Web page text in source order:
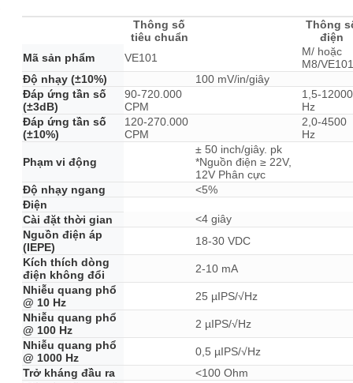
Thông số
tiêu chuẩn
Thông
điện
Mã sản phẩm
VE101
M/ hoặc
M8/VE101
Độ nhạy (±10%)
100 mV/in/giây
Đáp ứng tần số
(±3dB)
90-720.000
CPM
1,5-12000
Hz
Đáp ứng tần số
(±10%)
120-270.000
CPM
2,0-4500
Hz
Phạm vi động
± 50 inch/giây. pk
*Nguồn điện ≥ 22V,
12V Phân cực
Độ nhạy ngang
<5%
Điện
Cài đặt thời gian
<4 giây
Nguồn điện áp
(IEPE)
18-30 VDC
Kích thích dòng
điện không đổi
2-10 mA
Nhiễu quang phổ
@ 10 Hz
25 µIPS/√Hz
Nhiễu quang phổ
@ 100 Hz
2 µIPS/√Hz
Nhiễu quang phổ
@ 1000 Hz
0,5 µIPS/√Hz
Trở kháng đầu ra
<100 Ohm